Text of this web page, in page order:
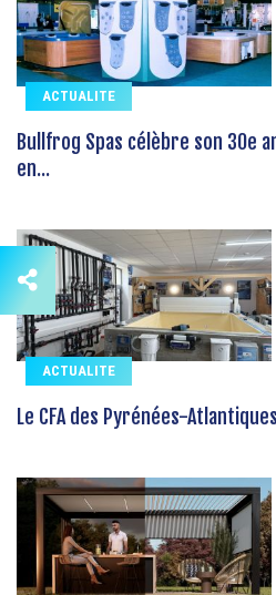
ACTUALITE
Bullfrog Spas célèbre son 30e
en...
ACTUALITE
Le CFA des Pyrénées-